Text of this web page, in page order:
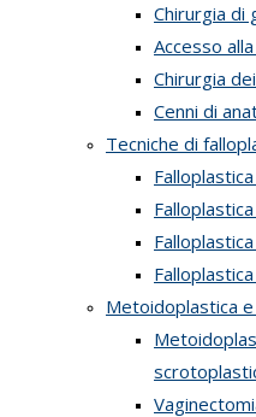
Chirurgia di
Accesso
Chirurgia
Cenni di
Tecniche di
Metoidoplastica